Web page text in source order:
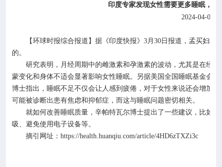
印度专家发现女性需要更多睡眠，
2024-04-01
【环球时报综合报道】据《印度快报》 3月 30日报道，孟买妇科
的。
研究表明，月经周期中的雌激素和孕激素的波动，尤其是在经
蒙变化和身体不适会显著影响女性睡眠。另据美国全国睡眠基金会
博士指出，睡眠不足不仅会让人感到疲倦，对于女性来说还会增加
可能被诊断出患有焦虑和抑郁症，而这与睡眠问题密切相关。
就如何改善睡眠质量，辛帕特瓦尔博士提出了一些建议，比如
吸、避免使用电子设备等。
摘引网址： https://health.huanqiu.com/article/4HD6zTXZi3c